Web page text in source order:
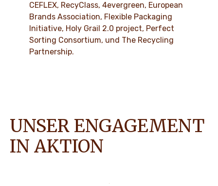
CEFLEX, RecyClass, 4evergreen, European
Brands Association, Flexible Packaging
Initiative, Holy Grail 2.0 project, Perfect
Sorting Consortium, und The Recycling
Partnership.
UNSER ENGAGEMENT
IN AKTION